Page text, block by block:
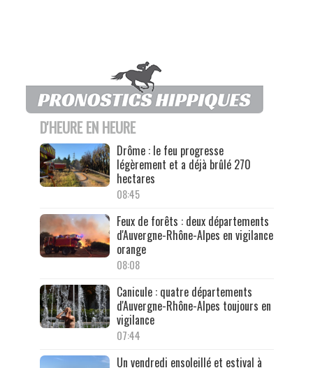
D'HEURE EN HEURE
Drôme : le feu progresse
légèrement et a déjà brûlé 270
hectares
08:45
Feux de forêts : deux départements
d'Auvergne-Rhône-Alpes en vigilance
orange
08:08
Canicule : quatre départements
d'Auvergne-Rhône-Alpes toujours en
vigilance
07:44
Un vendredi ensoleillé et estival à